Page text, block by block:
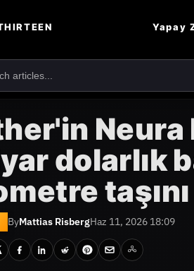
Yapay
Neura
dolarlık
ByMattias RisbergHaz 11, 2026 18:09